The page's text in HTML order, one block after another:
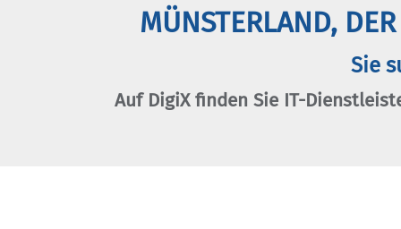
MÜNSTERLAND,
Sie
Auf DigiX finden Sie IT-